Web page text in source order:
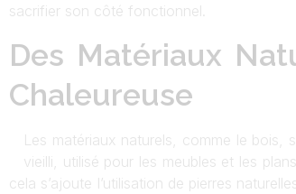
sacrifier son côté fonctionnel.
Des Matériaux
Chaleureuse
Les matériaux naturels, comme le
vieilli, utilisé pour les meubles et les
cela s’ajoute l’utilisation de pierres